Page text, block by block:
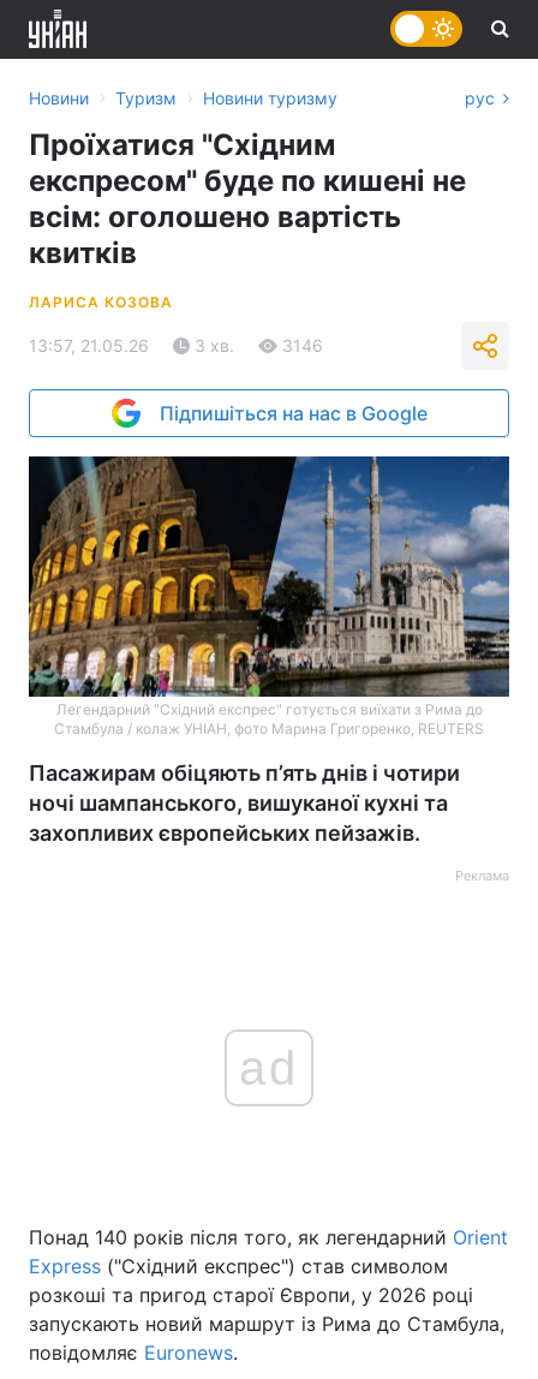
Україна Політика
Економіка Світ
Спорт Наука
Новини › Туризм › Новини туризму рус
Проїхатися "Східним
експресом" буде по кишені не
всім: оголошено вартість
квитків
ЛАРИСА КОЗОВА
13:57, 21.05.26 3 хв. 3146
Підпишіться на нас в Google
Легендарний "Східний експрес" готується виїхати з Рима до
Стамбула / колаж УНІАН, фото Марина Григоренко, REUTERS
Пасажирам обіцяють п’ять днів і чотири
ночі шампанського, вишуканої кухні та
захопливих європейських пейзажів.
Реклама
ad
Понад 140 років після того, як легендарний Orient
Express ("Східний експрес") став символом
розкоші та пригод старої Європи, у 2026 році
запускають новий маршрут із Рима до Стамбула,
повідомляє Euronews.